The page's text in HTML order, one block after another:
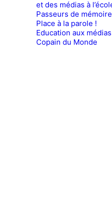
et des médias à
Passeurs de mémoire
Place à la parole !
Education aux médias
Copain du Monde